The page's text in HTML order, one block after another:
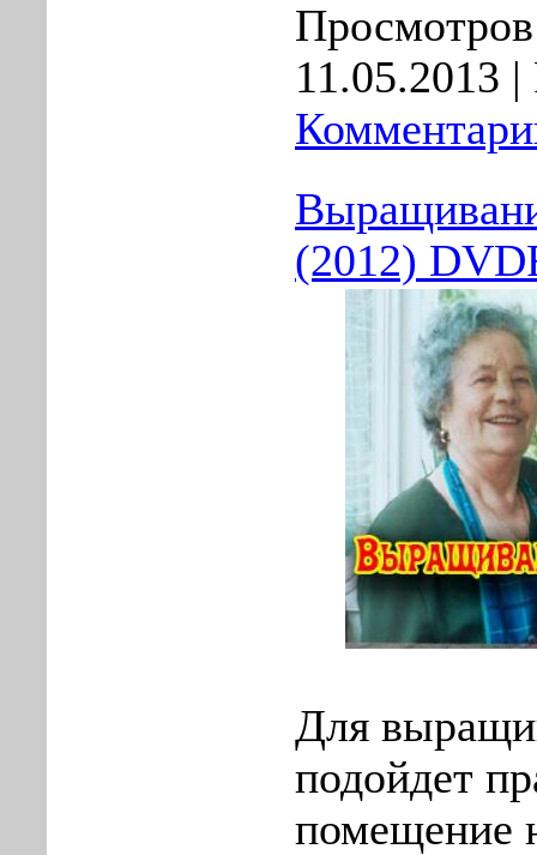
11.05.2013 |
(2012)
Для
подойдет
помещение